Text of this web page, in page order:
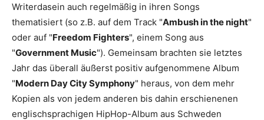
Writerdasein auch regelmäßig in ihren Songs
thematisiert (so z.B. auf dem Track "Ambush in the night"
oder auf "Freedom Fighters", einem Song aus
"Government Music"). Gemeinsam brachten sie letztes
Jahr das überall äußerst positiv aufgenommene Album
"Modern Day City Symphony" heraus, von dem mehr
Kopien als von jedem anderen bis dahin erschienenen
englischsprachigen HipHop-Album aus Schweden